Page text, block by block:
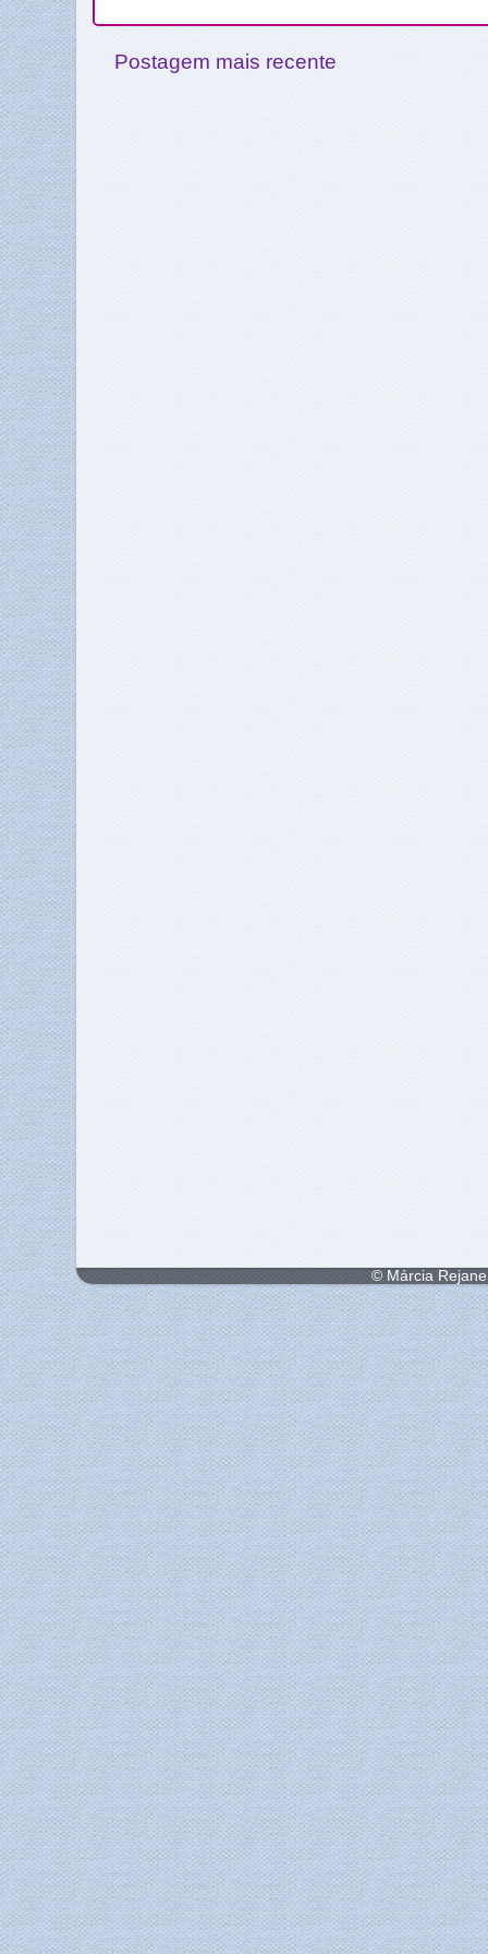
Postagem mais recente
© Márcia